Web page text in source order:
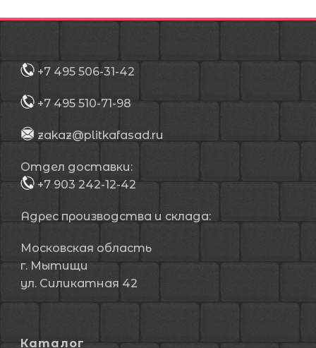
+7 495 506-31-42
+7 495 510-71-98
zakaz@plitkafasad.ru
Отдел доставки:
+7 903 242-12-42
Адрес производства и склада:
Московская область
г. Мытищи
ул. Силикатная 42
Каталог